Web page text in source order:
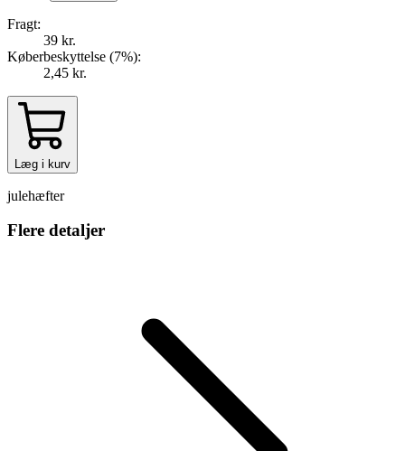
Fragt:
39 kr.
Køberbeskyttelse (7%):
2,45 kr.
Læg i kurv
julehæfter
Flere detaljer